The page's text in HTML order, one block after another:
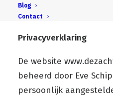
Blog
Contact
Privacyverklaring
De website
beheerd door Eve
persoonlijk